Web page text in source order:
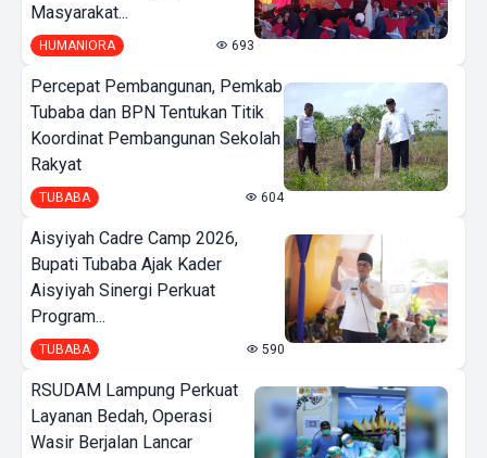
Masyarakat...
HUMANIORA 693
Percepat Pembangunan, Pemkab
Tubaba dan BPN Tentukan Titik
Koordinat Pembangunan Sekolah
Rakyat
TUBABA 604
Aisyiyah Cadre Camp 2026,
Bupati Tubaba Ajak Kader
Aisyiyah Sinergi Perkuat
Program...
TUBABA 590
RSUDAM Lampung Perkuat
Layanan Bedah, Operasi
Wasir Berjalan Lancar